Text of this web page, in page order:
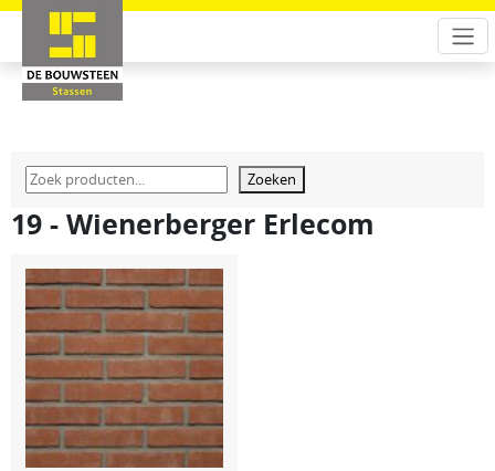
Zoeken
19 - Wienerberger Erlecom